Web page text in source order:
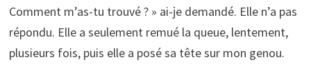
Comment m’as-tu trouvé ? » ai-je demandé. Elle n’a pas
répondu. Elle a seulement remué la queue, lentement,
plusieurs fois, puis elle a posé sa tête sur mon genou.